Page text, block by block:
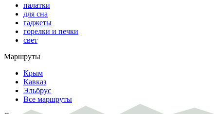
палатки
для сна
гаджеты
горелки и печки
свет
Маршруты
Крым
Кавказ
Эльбрус
Все маршруты